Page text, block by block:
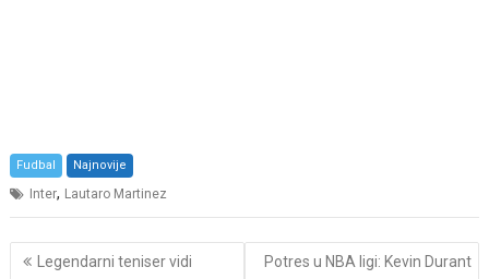
Fudbal Najnovije
Inter, Lautaro Martinez
PostLegendarni teniser vidi
Potres u NBA ligi: Kevin Durant